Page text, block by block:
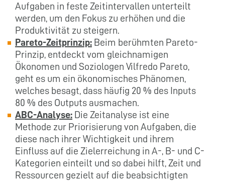
Aufgaben in feste Zeitintervallen unterteilt
werden, um den Fokus zu erhöhen und die
Produktivität zu steigern.
Pareto-Zeitprinzip: Beim berühmten Pareto-
Prinzip, entdeckt vom gleichnamigen
Ökonomen und Soziologen Vilfredo Pareto,
geht es um ein ökonomisches Phänomen,
welches besagt, dass häufig 20 % des Inputs
80 % des Outputs ausmachen.
ABC-Analyse: Die Zeitanalyse ist eine
Methode zur Priorisierung von Aufgaben, die
diese nach ihrer Wichtigkeit und ihrem
Einfluss auf die Zielerreichung in A-, B- und C-
Kategorien einteilt und so dabei hilft, Zeit und
Ressourcen gezielt auf die beabsichtigten